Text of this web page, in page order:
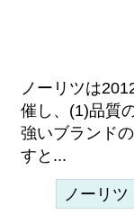
ノーリツは
催し、(1)品質
強いブランド
すと...
ノーリツ